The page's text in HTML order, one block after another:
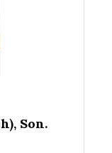
Son.